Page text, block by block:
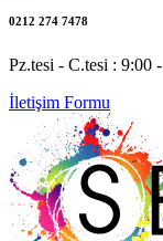
0212 274 7478
Pz.tesi - C.tesi : 9:00
İletişim Formu